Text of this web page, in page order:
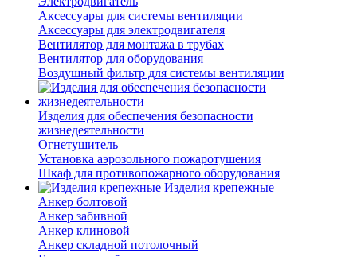
Аксессуары для системы вентиляции
Аксессуары для электродвигателя
Вентилятор для монтажа в трубах
Вентилятор для оборудования
Воздушный фильтр для системы вентиляции
Изделия для обеспечения безопасности
жизнедеятельности
Огнетушитель
Установка аэрозольного пожаротушения
Шкаф для противопожарного оборудования
Изделия крепежные
Анкер болтовой
Анкер забивной
Анкер клиновой
Анкер складной потолочный